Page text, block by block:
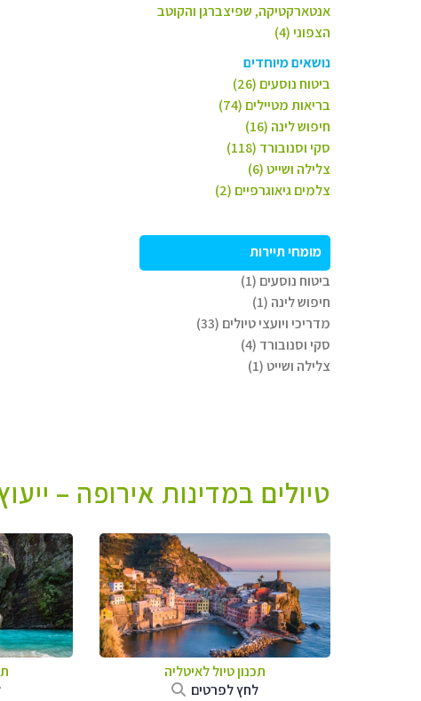
אנטארקטיקה, שפיצברגן והקוטב
הצפוני (4)
נושאים מיוחדים
ביטוח נוסעים (26)
בריאות מטיילים (74)
חיפוש לינה (16)
סקי וסנובורד (118)
צלילה ושייט (6)
צלמים גיאוגרפיים (2)
מומחי תיירות
ביטוח נוסעים (1)
חיפוש לינה (1)
מדריכי ויועצי טיולים (33)
סקי וסנובורד (4)
צלילה ושייט (1)
טיולים במדינות אירופה –
תכנון טיול לאיטליה
לחץ לפרטים